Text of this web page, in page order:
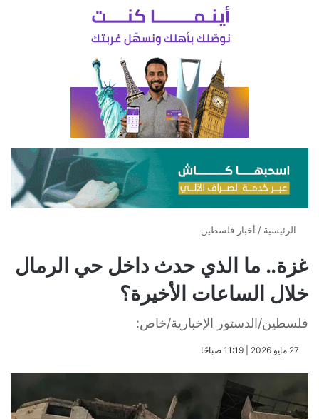
الرئيسية / أخبار فلسطين
غزة.. ما الذي حدث داخل حي الرمال
خلال الساعات الأخيرة؟
فلسطين/الدستور الإخبارية/خاص:
​27 مايو 2026 | 11:19 صباحًا